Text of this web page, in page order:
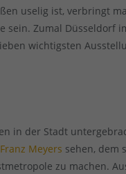
uselig ist, verbringt
sein. Zumal Düsseldorf
wichtigsten
in der Stadt
Franz Meyers sehen, dem
zu machen.